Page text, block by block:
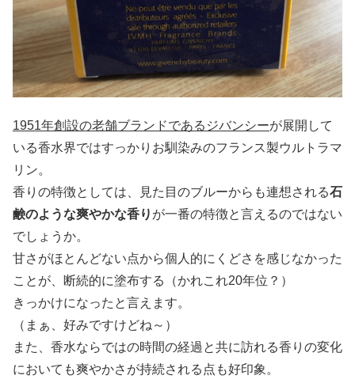
1951年創設の老舗ブランドであるジバンシーが展開して
いる香水界ではすっかりお馴染みのフランス製ウルトラマ
リン。
香りの特徴としては、見た目のブルーからも連想される石
鹸のような爽やかな香り が一番の特徴と言えるのではない
でしょうか。
甘さがほとんどない点から個人的にくどさを感じなかった
ことが、断続的に塗布する（かれこれ20年位？）
きっかけになったと言えます。
（まぁ、好みですけどね～）
また、香水ならではの時間の経過と共に訪れる香りの変化
においても爽やかさが持続される点も好印象。